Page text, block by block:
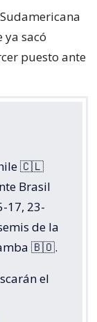
ya sacó
puesto ante
🇨🇱
Brasil
17, 23-
de la
🇧🇴.
el